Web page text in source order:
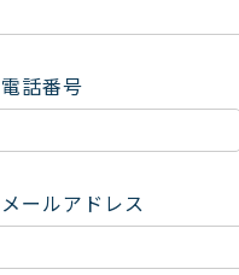
電話番号
メールアドレス